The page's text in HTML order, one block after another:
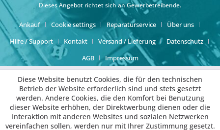
Dieses Angebot richtet sich an Gewerbetreibende.
Ankauf Cookie settings Reparaturservice
Über uns
Hilfe / Support
Kontakt Versand / Lieferung
Datenschutz
AGB
Impressum
Diese Website benutzt Cookies, die für den technischen
Betrieb der Website erforderlich sind und stets gesetzt
werden. Andere Cookies, die den Komfort bei Benutzung
dieser Website erhöhen, der Direktwerbung dienen oder die
Interaktion mit anderen Websites und sozialen Netzwerken
vereinfachen sollen, werden nur mit Ihrer Zustimmung gesetzt.